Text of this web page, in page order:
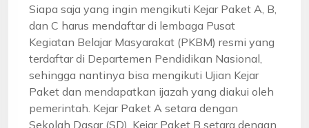
Siapa saja yang ingin mengikuti Kejar Paket A, B,
dan C harus mendaftar di lembaga Pusat
Kegiatan Belajar Masyarakat (PKBM) resmi yang
terdaftar di Departemen Pendidikan Nasional,
sehingga nantinya bisa mengikuti Ujian Kejar
Paket dan mendapatkan ijazah yang diakui oleh
pemerintah. Kejar Paket A setara dengan
Sekolah Dasar (SD), Kejar Paket B setara dengan